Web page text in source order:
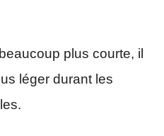
plus courte, il
léger durant les